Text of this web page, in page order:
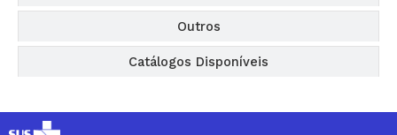
Outros
Catálogos Disponíveis